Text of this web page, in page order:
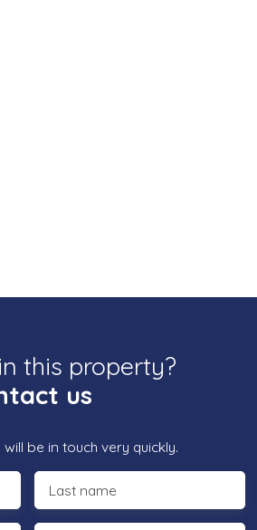
this property?
us
be in touch very quickly.
Last name